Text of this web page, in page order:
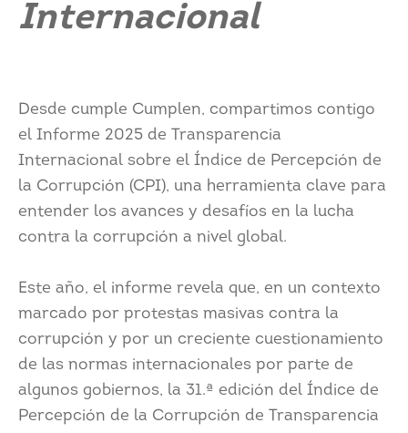
Internacional
Desde cumple Cumplen, compartimos contigo
el Informe 2025 de Transparencia
Internacional sobre el Índice de Percepción de
la Corrupción (CPI), una herramienta clave para
entender los avances y desafíos en la lucha
contra la corrupción a nivel global.
Este año, el informe revela que, en un contexto
marcado por protestas masivas contra la
corrupción y por un creciente cuestionamiento
de las normas internacionales por parte de
algunos gobiernos, la 31.ª edición del Índice de
Percepción de la Corrupción de Transparencia